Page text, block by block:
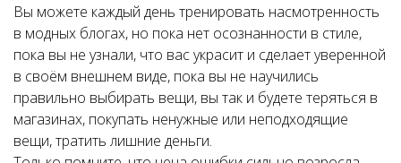
Вы можете каждый день тренировать насмотренность
в модных блогах, но пока нет осознанности в стиле,
пока вы не узнали, что вас украсит и сделает уверенной
в своём внешнем виде, пока вы не научились
правильно выбирать вещи, вы так и будете теряться в
магазинах, покупать ненужные или неподходящие
вещи, тратить лишние деньги.